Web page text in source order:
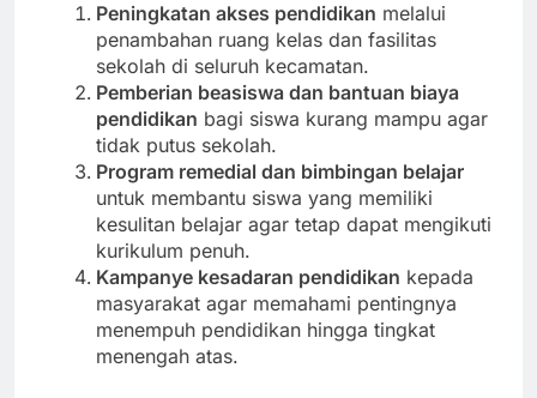
Peningkatan akses pendidikan melalui
penambahan ruang kelas dan fasilitas
sekolah di seluruh kecamatan.
Pemberian beasiswa dan bantuan biaya
pendidikan bagi siswa kurang mampu agar
tidak putus sekolah.
Program remedial dan bimbingan belajar
untuk membantu siswa yang memiliki
kesulitan belajar agar tetap dapat mengikuti
kurikulum penuh.
Kampanye kesadaran pendidikan kepada
masyarakat agar memahami pentingnya
menempuh pendidikan hingga tingkat
menengah atas.